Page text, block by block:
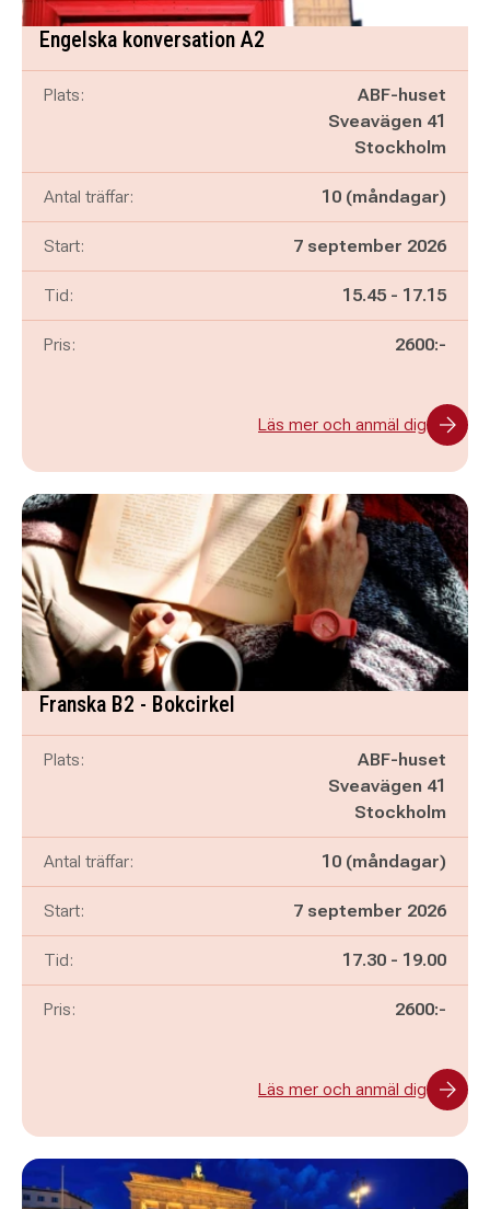
Engelska konversation A2
Plats:
ABF-huset
Sveavägen 41
Stockholm
Antal träffar: 10 (måndagar)
Start: 7 september 2026
Tid: Pågår mellan
15.45 - och
17.15
Pris: 2600:-
Läs mer och anmäl dig
Franska B2 - Bokcirkel
Plats:
ABF-huset
Sveavägen 41
Stockholm
Antal träffar: 10 (måndagar)
Start: 7 september 2026
Tid: Pågår mellan
17.30 - och
19.00
Pris: 2600:-
Läs mer och anmäl dig